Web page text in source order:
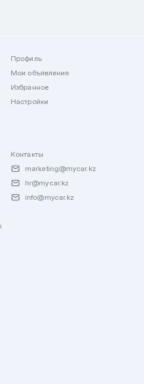
Профиль
Мои объявления
Избранное
Настройки
Контакты
marketing@mycar.kz
hr@mycar.kz
info@mycar.kz